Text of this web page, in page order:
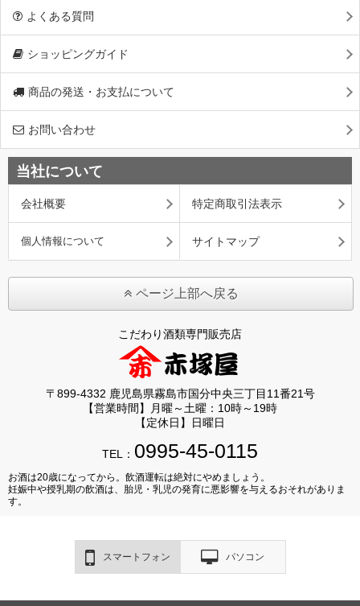
よくある質問
ショッピングガイド
商品の発送・お支払について
お問い合わせ
当社について
会社概要 特定商取引法表示
個人情報について サイトマップ
ページ上部へ戻る
こだわり酒類専門販売店
〒899-4332 鹿児島県霧島市国分中央三丁目11番21号
【営業時間】月曜～土曜：10時～19時
【定休日】日曜日
TEL： 0995-45-0115
お酒は20歳になってから。飲酒運転は絶対にやめましょう。
妊娠中や授乳期の飲酒は、胎児・乳児の発育に悪影響を与えるおそれがありま
す。
スマートフォン パソコン